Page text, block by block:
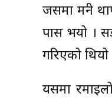
जसमा मन्त्री
पास भयो ।
गरिएको थियो
यसमा